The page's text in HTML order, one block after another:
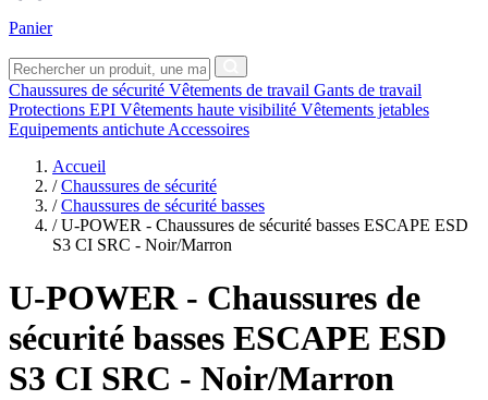
Panier
Chaussures de sécurité Vêtements de travail Gants de travail
Protections EPI Vêtements haute visibilité Vêtements jetables
Equipements antichute Accessoires
Accueil
/ Chaussures de sécurité
/ Chaussures de sécurité basses
/ U-POWER - Chaussures de sécurité basses ESCAPE ESD
S3 CI SRC - Noir/Marron
U-POWER - Chaussures de
sécurité basses ESCAPE ESD
S3 CI SRC - Noir/Marron